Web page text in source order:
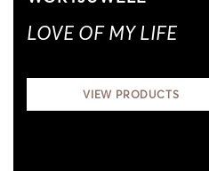
LOVE OF MY LIFE
VIEW PRODUCTS